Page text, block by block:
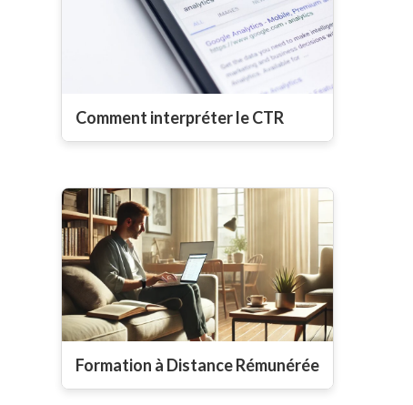
Comment interpréter le CTR
Formation à Distance Rémunérée